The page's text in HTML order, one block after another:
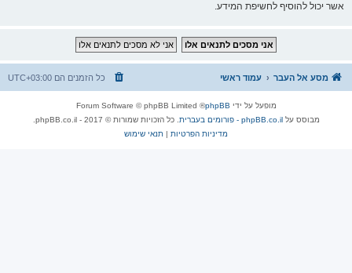
אשר יכול להוסיף לחשיפת המידע.
מסע אל העבר עמוד ראשי כל הזמנים הם UTC+03:00
מופעל על ידי phpBB
® Forum Software © phpBB Limited
מבוסס עלphpBB.co.il - פורומים בעברית
. כל הזכויות שמורות © 2017 - phpBB.co.il.
מדיניות הפרטיות | תנאי שימוש